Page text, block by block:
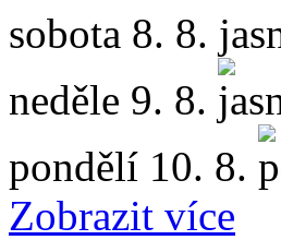
sobota 8. 8.
neděle 9. 8.
pondělí 10. 8.
Zobrazit více